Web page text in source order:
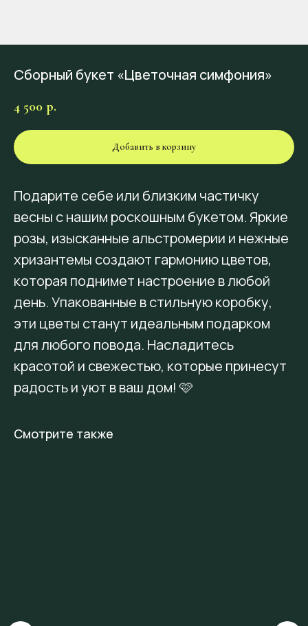
Сборный букет «Цветочная симфония»
4 500 р.
Добавить в корзину
Подарите себе или близким частичку
весны с нашим роскошным букетом. Яркие
розы, изысканные альстромерии и нежные
хризантемы создают гармонию цветов,
которая поднимет настроение в любой
день. Упакованные в стильную коробку,
эти цветы станут идеальным подарком
для любого повода. Насладитесь
красотой и свежестью, которые принесут
радость и уют в ваш дом! 🩷
Смотрите также